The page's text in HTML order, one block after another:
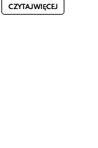
CZYTAJ WIĘCEJ